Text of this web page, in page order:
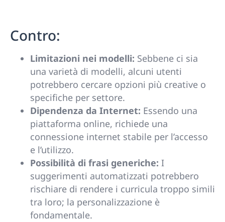
Contro:
Limitazioni nei modelli: Sebbene ci sia
una varietà di modelli, alcuni utenti
potrebbero cercare opzioni più creative o
specifiche per settore.
Dipendenza da Internet: Essendo una
piattaforma online, richiede una
connessione internet stabile per l’accesso
e l’utilizzo.
Possibilità di frasi generiche: I
suggerimenti automatizzati potrebbero
rischiare di rendere i curricula troppo simili
tra loro; la personalizzazione è
fondamentale.